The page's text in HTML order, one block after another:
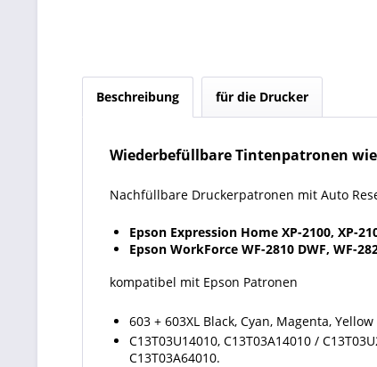
Beschreibung für die Drucker
Wiederbefüllbare Tintenpatronen wie
Nachfüllbare Druckerpatronen mit Auto
Epson Expression Home XP-2100, XP-
Epson WorkForce WF-2810 DWF, WF-
kompatibel mit Epson Patronen
603 + 603XL Black, Cyan, Magenta,
C13T03U14010, C13T03A14010 /
C13T03A64010.